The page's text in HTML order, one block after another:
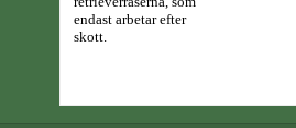
endast arbetar efter
skott.